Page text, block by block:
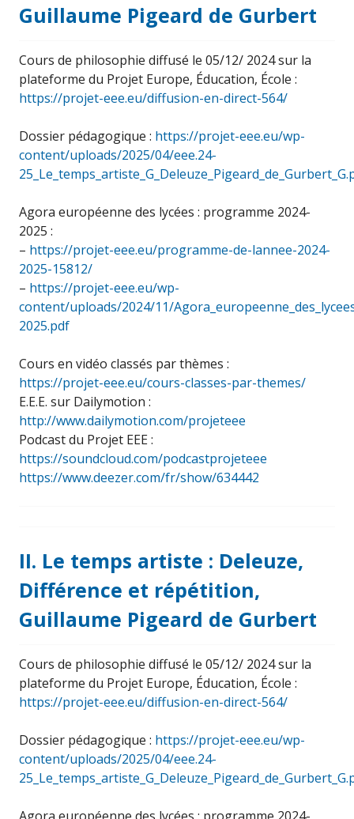
Guillaume Pigeard de Gurbert
Cours de philosophie diffusé le 05/12/ 2024 sur la
plateforme du Projet Europe, Éducation, École :
https://projet-eee.eu/diffusion-en-direct-564/
Dossier pédagogique : https://projet-eee.eu/wp-
content/uploads/2025/04/eee.24-
Agora européenne des lycées : programme 2024-
2025 :
– https://projet-eee.eu/programme-de-lannee-2024-
2025-15812/
– https://projet-eee.eu/wp-
content/uploads/2024/11/
2025.pdf
Cours en vidéo classés par thèmes :
https://projet-eee.eu/cours-classes-par-themes/
E.E.E. sur Dailymotion :
http://www.dailymotion.com/projeteee
Podcast du Projet EEE :
https://soundcloud.com/podcastprojeteee
https://www.deezer.com/fr/show/634442
II. Le temps artiste : Deleuze,
Différence et répétition,
Guillaume Pigeard de Gurbert
Cours de philosophie diffusé le 05/12/ 2024 sur la
plateforme du Projet Europe, Éducation, École :
https://projet-eee.eu/diffusion-en-direct-564/
Dossier pédagogique : https://projet-eee.eu/wp-
content/uploads/2025/04/eee.24-